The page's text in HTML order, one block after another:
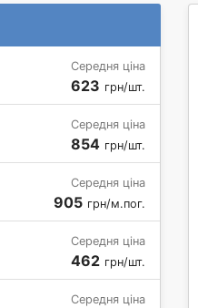
Середня ціна
623 грн/шт.
Середня ціна
854 грн/шт.
Середня ціна
905 грн/м.пог.
Середня ціна
462 грн/шт.
Середня ціна